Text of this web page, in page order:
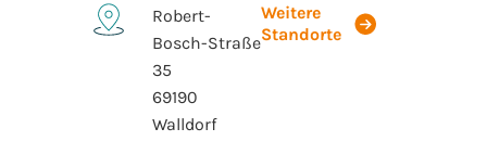
Robert-
Bosch-Straße
35
69190
Walldorf
Weitere
Standorte